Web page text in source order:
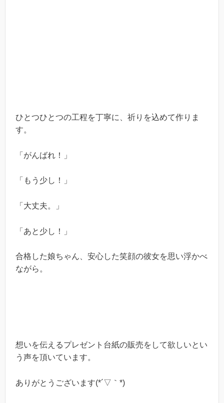
ひとつひとつの工程を丁寧に、祈りを込めて作りま
す。
「がんばれ！」
「もう少し！」
「大丈夫。」
「あと少し！」
合格した娘ちゃん、安心した笑顔の彼女を思い浮かべ
ながら。
想いを伝えるプレゼント台紙の販売をして欲しいとい
う声を頂いています。
ありがとうございます(*´▽｀*)